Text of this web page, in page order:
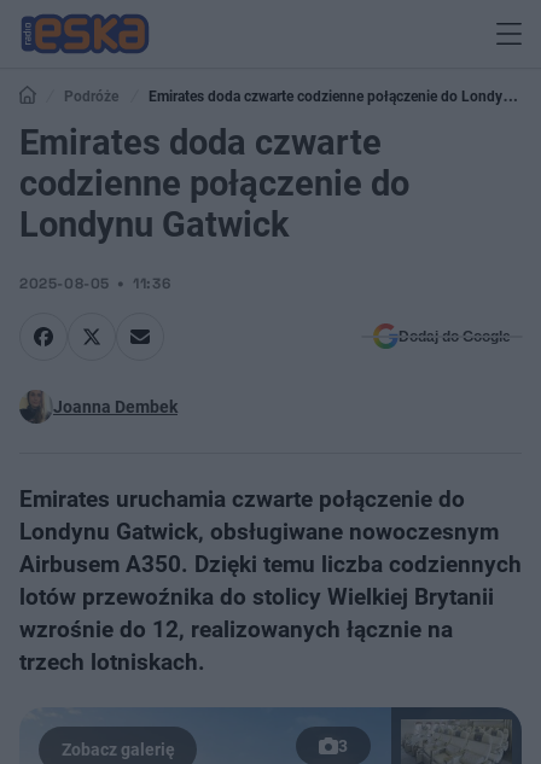
Podróże
Emirates doda czwarte codzienne połączenie do Londynu
Gatwick
Emirates doda czwarte
codzienne połączenie do
Londynu Gatwick
2025-08-05 11:36
Dodaj do Google
Joanna Dembek
Emirates uruchamia czwarte połączenie do
Londynu Gatwick, obsługiwane nowoczesnym
Airbusem A350. Dzięki temu liczba codziennych
lotów przewoźnika do stolicy Wielkiej Brytanii
wzrośnie do 12, realizowanych łącznie na
trzech lotniskach.
3